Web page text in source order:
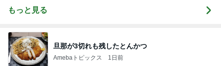
もっと見る
旦那が3切れも残したとんかつ
Amebaトピックス 1日前